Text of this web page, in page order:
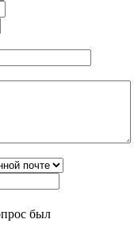
был